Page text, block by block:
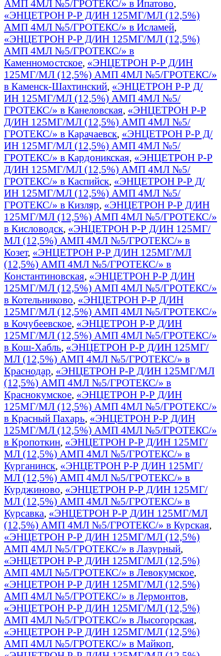
АМП 4МЛ №5/ГРОТЕКС/» в Ипатово,
«ЭНЦЕТРОН Р-Р Д/ИН 125МГ/МЛ (12,5%)
АМП 4МЛ №5/ГРОТЕКС/» в Исламей,
«ЭНЦЕТРОН Р-Р Д/ИН 125МГ/МЛ (12,5%)
АМП 4МЛ №5/ГРОТЕКС/» в
Каменномостское, «ЭНЦЕТРОН Р-Р Д/ИН
125МГ/МЛ (12,5%) АМП 4МЛ №5/ГРОТЕКС/»
в Каменск-Шахтинский, «ЭНЦЕТРОН Р-Р Д/
ИН 125МГ/МЛ (12,5%) АМП 4МЛ №5/
ГРОТЕКС/» в Канеловская, «ЭНЦЕТРОН Р-Р
Д/ИН 125МГ/МЛ (12,5%) АМП 4МЛ №5/
ГРОТЕКС/» в Карачаевск, «ЭНЦЕТРОН Р-Р Д/
ИН 125МГ/МЛ (12,5%) АМП 4МЛ №5/
ГРОТЕКС/» в Кардоникская, «ЭНЦЕТРОН Р-Р
Д/ИН 125МГ/МЛ (12,5%) АМП 4МЛ №5/
ГРОТЕКС/» в Каспийск, «ЭНЦЕТРОН Р-Р Д/
ИН 125МГ/МЛ (12,5%) АМП 4МЛ №5/
ГРОТЕКС/» в Кизляр, «ЭНЦЕТРОН Р-Р Д/ИН
125МГ/МЛ (12,5%) АМП 4МЛ №5/ГРОТЕКС/»
в Кисловодск, «ЭНЦЕТРОН Р-Р Д/ИН 125МГ/
МЛ (12,5%) АМП 4МЛ №5/ГРОТЕКС/» в
Козет, «ЭНЦЕТРОН Р-Р Д/ИН 125МГ/МЛ
(12,5%) АМП 4МЛ №5/ГРОТЕКС/» в
Константиновская, «ЭНЦЕТРОН Р-Р Д/ИН
125МГ/МЛ (12,5%) АМП 4МЛ №5/ГРОТЕКС/»
в Котельниково, «ЭНЦЕТРОН Р-Р Д/ИН
125МГ/МЛ (12,5%) АМП 4МЛ №5/ГРОТЕКС/»
в Кочубеевское, «ЭНЦЕТРОН Р-Р Д/ИН
125МГ/МЛ (12,5%) АМП 4МЛ №5/ГРОТЕКС/»
в Кош-Хабль, «ЭНЦЕТРОН Р-Р Д/ИН 125МГ/
МЛ (12,5%) АМП 4МЛ №5/ГРОТЕКС/» в
Краснодар, «ЭНЦЕТРОН Р-Р Д/ИН 125МГ/МЛ
(12,5%) АМП 4МЛ №5/ГРОТЕКС/» в
Краснокумское, «ЭНЦЕТРОН Р-Р Д/ИН
125МГ/МЛ (12,5%) АМП 4МЛ №5/ГРОТЕКС/»
в Красный Пахарь, «ЭНЦЕТРОН Р-Р Д/ИН
125МГ/МЛ (12,5%) АМП 4МЛ №5/ГРОТЕКС/»
в Кропоткин, «ЭНЦЕТРОН Р-Р Д/ИН 125МГ/
МЛ (12,5%) АМП 4МЛ №5/ГРОТЕКС/» в
Курганинск, «ЭНЦЕТРОН Р-Р Д/ИН 125МГ/
МЛ (12,5%) АМП 4МЛ №5/ГРОТЕКС/» в
Курджиново, «ЭНЦЕТРОН Р-Р Д/ИН 125МГ/
МЛ (12,5%) АМП 4МЛ №5/ГРОТЕКС/» в
Курсавка, «ЭНЦЕТРОН Р-Р Д/ИН 125МГ/МЛ
(12,5%) АМП 4МЛ №5/ГРОТЕКС/» в Курская,
«ЭНЦЕТРОН Р-Р Д/ИН 125МГ/МЛ (12,5%)
АМП 4МЛ №5/ГРОТЕКС/» в Лазурный,
«ЭНЦЕТРОН Р-Р Д/ИН 125МГ/МЛ (12,5%)
АМП 4МЛ №5/ГРОТЕКС/» в Левокумское,
«ЭНЦЕТРОН Р-Р Д/ИН 125МГ/МЛ (12,5%)
АМП 4МЛ №5/ГРОТЕКС/» в Лермонтов,
«ЭНЦЕТРОН Р-Р Д/ИН 125МГ/МЛ (12,5%)
АМП 4МЛ №5/ГРОТЕКС/» в Лысогорская,
«ЭНЦЕТРОН Р-Р Д/ИН 125МГ/МЛ (12,5%)
АМП 4МЛ №5/ГРОТЕКС/» в Майкоп,